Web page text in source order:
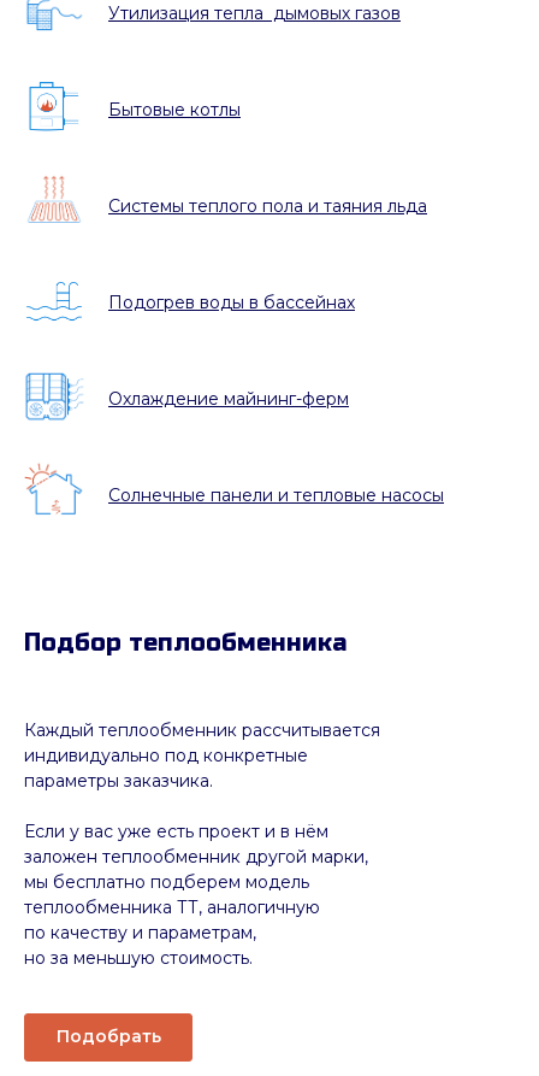
Утилизация тепла дымовых газов
Бытовые котлы
Системы теплого пола и таяния льда
Подогрев воды в бассейнах
Охлаждение майнинг-ферм
Солнечные панели и тепловые насосы
Подбор теплообменника
Подобрать
Каждый теплообменник рассчитывается
индивидуально под конкретные
параметры заказчика.
Если у вас уже есть проект и в нём
заложен теплообменник другой марки,
мы бесплатно подберем модель
теплообменника ТТ, аналогичную
по качеству и параметрам,
но за меньшую стоимость.